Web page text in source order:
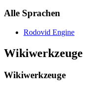
Alle Sprachen
Rodovid Engine
Wikiwerkzeuge
Wikiwerkzeuge